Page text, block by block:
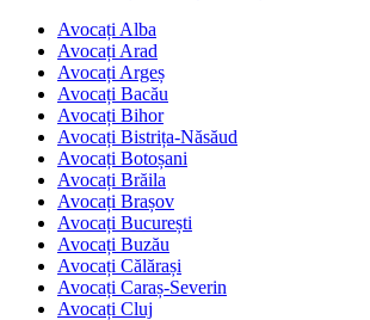
Avocați Alba
Avocați Arad
Avocați Argeș
Avocați Bacău
Avocați Bihor
Avocați Bistrița-Năsăud
Avocați Botoșani
Avocați Brăila
Avocați Brașov
Avocați București
Avocați Buzău
Avocați Călărași
Avocați Caraș-Severin
Avocați Cluj